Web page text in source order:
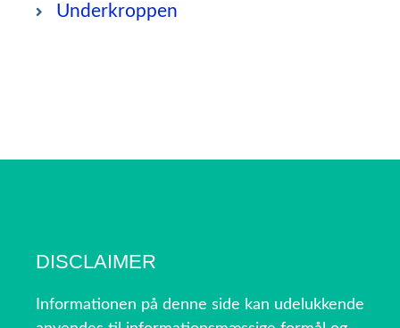
Underkroppen
DISCLAIMER
Informationen på denne side kan udelukkende